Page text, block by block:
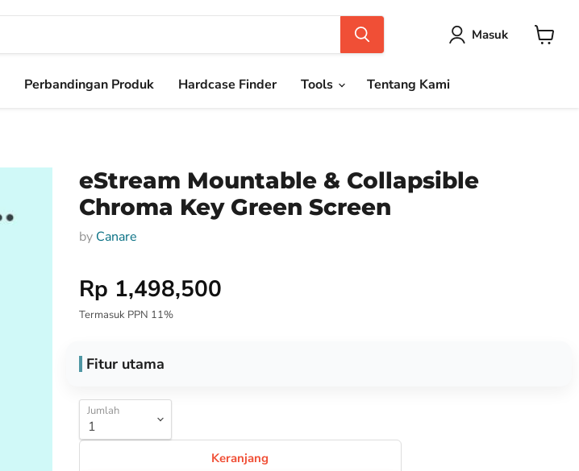
Masuk
Perbandingan Produk Hardcase Finder Tools Tentang Kami
eStream Mountable & Collapsible
Chroma Key Green Screen
by Canare
Harga Special
Rp 1,498,500
Termasuk PPN 11%
Fitur utama
Jumlah
Keranjang